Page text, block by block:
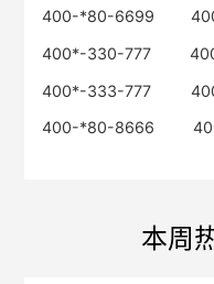
400-*80-6699
400*-330-777
400*-333-777
400-*80-8666
本周